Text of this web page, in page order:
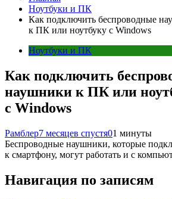
Ноутбуки и ПК
Как подключить беспроводные
к ПК или ноутбуку с Windows
Ноутбуки и ПК
Как подключить
наушники к ПК или
с Windows
Рамблер7 месяцев спустя01 минуты
Беспроводные наушники, которые
к смартфону, могут работать и с
Навигация по записям